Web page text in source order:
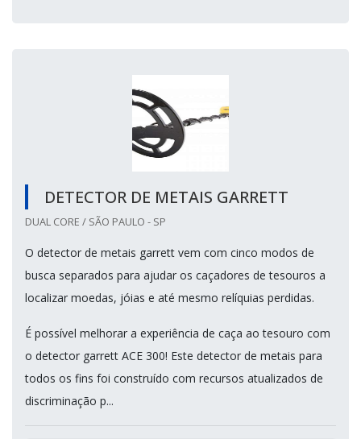
DETECTOR DE METAIS GARRETT
DUAL CORE / SÃO PAULO - SP
O detector de metais garrett vem com cinco modos de
busca separados para ajudar os caçadores de tesouros a
localizar moedas, jóias e até mesmo relíquias perdidas.
É possível melhorar a experiência de caça ao tesouro com
o detector garrett ACE 300! Este detector de metais para
todos os fins foi construído com recursos atualizados de
discriminação p...